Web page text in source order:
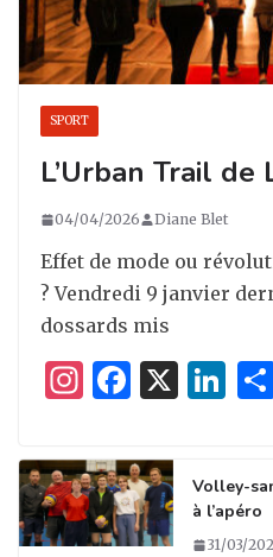
SPORT
L’Urban Trail de
04/04/2026 Diane Blet
Effet de mode ou
? Vendredi 9 janvier
dossards mis
I
st
a
g
F
c
e
b
X
Li
e
dI
Volley-
à l’apéro
31/03/